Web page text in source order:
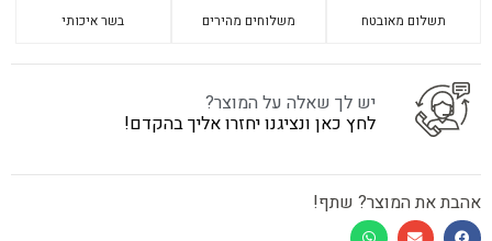
תשלום מאובטח משלוחים מהירים בשר איכותי
יש לך שאלה על המוצר?
לחץ כאן ונציגנו יחזרו אליך בהקדם!
אהבת את המוצר? שתף!